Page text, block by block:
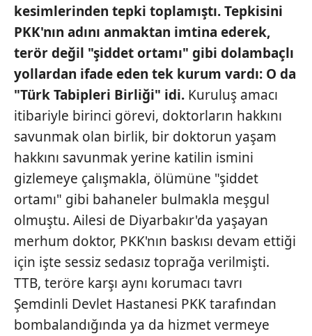
kesimlerinden tepki toplamıştı.Tepkisini
PKK'nın adını anmaktan imtina ederek,
terör değil "şiddet ortamı" gibi dolambaçlı
yollardan ifade eden tek kurum vardı: O da
"TürkTabipleri Birliği" idi. Kuruluş amacı
itibariyle birinci görevi, doktorların hakkını
savunmak olan birlik, bir doktorun yaşam
hakkını savunmak yerine katilin ismini
gizlemeye çalışmakla, ölümüne "şiddet
ortamı" gibi bahaneler bulmakla meşgul
olmuştu. Ailesi de Diyarbakır'da yaşayan
merhum doktor, PKK'nın baskısı devam ettiği
için işte sessiz sedasız toprağa verilmişti.
TTB, teröre karşı aynı korumacı tavrı
Şemdinli Devlet Hastanesi PKK tarafından
bombalandığında ya da hizmet vermeye